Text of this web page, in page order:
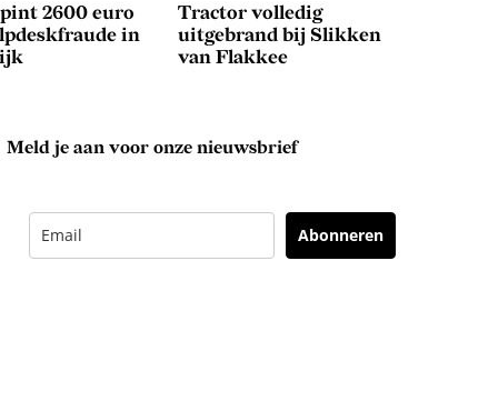
2600 euro
in
Tractor volledig
uitgebrand bij Slikken
van Flakkee
Meld je aan voor onze nieuwsbrief
Abonneren